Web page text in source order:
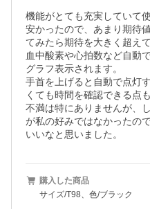
機能がとても充実していて
安かったので、あまり期待
てみたら期待を大きく超え
血中酸素や心拍数など自動
グラフ表示されます。
手首を上げると自動で点灯
くても時間を確認できる点
不満は特にありませんが、
が私の好みではなかったの
いいなと思いました。
購入した商品
サイズ/T98、色/ブラック